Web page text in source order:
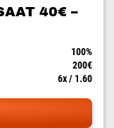
40€ –
100%
200€
6x / 1.60